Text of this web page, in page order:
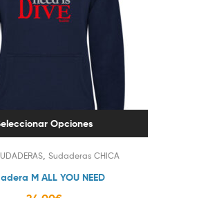
Opciones
Sudaderas CHICA
M ALL YOU NEED